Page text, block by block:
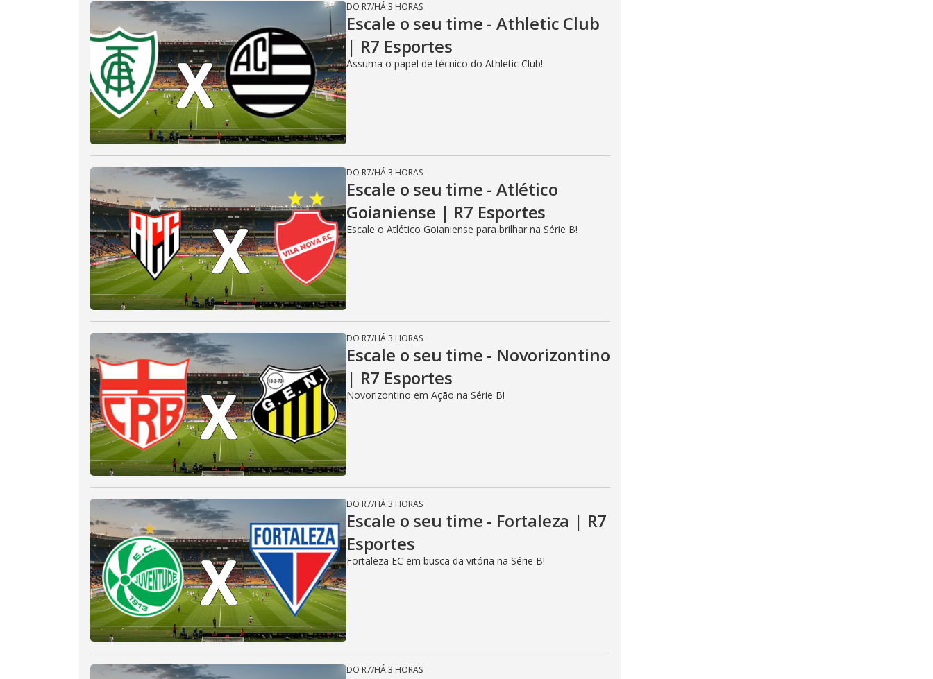
DO R7/HÁ 3 HORAS
Escale o seu time - Athletic Club
| R7 Esportes
Assuma o papel de técnico do Athletic Club!
DO R7/HÁ 3 HORAS
Escale o seu time - Atlético
Goianiense | R7 Esportes
Escale o Atlético Goianiense para brilhar na Série B!
DO R7/HÁ 3 HORAS
Escale o seu time - Novorizontino
| R7 Esportes
Novorizontino em Ação na Série B!
DO R7/HÁ 3 HORAS
Escale o seu time - Fortaleza | R7
Esportes
Fortaleza EC em busca da vitória na Série B!
DO R7/HÁ 3 HORAS